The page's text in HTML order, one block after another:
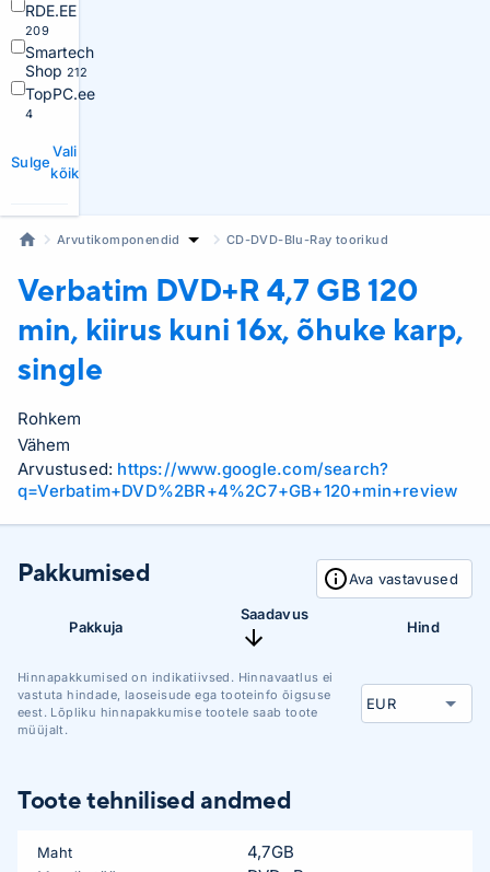
RDE.EE
209
Smartech
Shop 212
TopPC.ee
4
Sulge
Vali
kõik
Arvutikomponendid CD-DVD-Blu-Ray toorikud
Verbatim DVD+R 4,7 GB 120
min, kiirus kuni 16x, õhuke karp,
single
Rohkem
Vähem
Arvustused: https://www.google.com/search?
q=Verbatim+DVD%2BR+4%2C7+GB+120+min+review
Pakkumised Ava vastavused
Pakkuja
Saadavus
Hind
Hinnapakkumised on indikatiivsed. Hinnavaatlus ei
vastuta hindade, laoseisude ega tooteinfo õigsuse
eest. Lõpliku hinnapakkumise tootele saab toote
müüjalt.
Toote tehnilised andmed
Maht 4,7GB